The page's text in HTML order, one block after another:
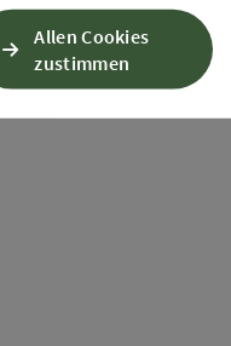
der Nähe
Allen Cookies
zustimmen